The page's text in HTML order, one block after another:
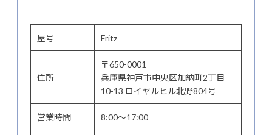
屋号 Fritz
住所
〒650-0001
兵庫県神戸市中央区加納町2丁目
10-13 ロイヤルヒル北野804号
営業時間 8:00～17:00